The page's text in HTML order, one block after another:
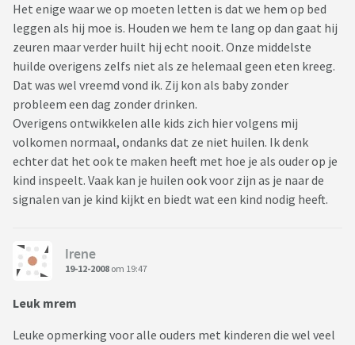
Het enige waar we op moeten letten is dat we hem op bed
leggen als hij moe is. Houden we hem te lang op dan gaat hij
zeuren maar verder huilt hij echt nooit. Onze middelste
huilde overigens zelfs niet als ze helemaal geen eten kreeg.
Dat was wel vreemd vond ik. Zij kon als baby zonder
probleem een dag zonder drinken.
Overigens ontwikkelen alle kids zich hier volgens mij
volkomen normaal, ondanks dat ze niet huilen. Ik denk
echter dat het ook te maken heeft met hoe je als ouder op je
kind inspeelt. Vaak kan je huilen ook voor zijn as je naar de
signalen van je kind kijkt en biedt wat een kind nodig heeft.
Irene
19-12-2008 om 19:47
Leuk mrem
Leuke opmerking voor alle ouders met kinderen die wel veel